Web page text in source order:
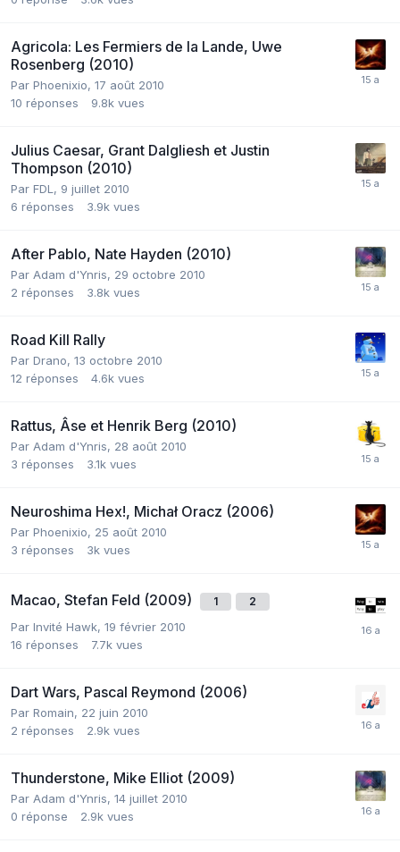
Agricola: Les Fermiers de la Lande, Uwe
Rosenberg (2010)
Par Phoenixio, 17 août 2010
10 réponses 9.8k vues
Julius Caesar, Grant Dalgliesh et Justin
Thompson (2010)
Par FDL , 9 juillet 2010
6 réponses 3.9k vues
After Pablo, Nate Hayden (2010)
Par Adam d'Ynris, 29 octobre 2010
2 réponses 3.8k vues
Road Kill Rally
Par Drano, 13 octobre 2010
12 réponses 4.6k vues
Rattus, Âse et Henrik Berg (2010)
Par Adam d'Ynris, 28 août 2010
3 réponses 3.1k vues
Neuroshima Hex!, Michał Oracz (2006)
Par Phoenixio, 25 août 2010
3 réponses 3k vues
Macao, Stefan Feld (2009) 1 2
Par Invité Hawk, 19 février 2010
16 réponses 7.7k vues
Dart Wars, Pascal Reymond (2006)
Par Romain, 22 juin 2010
2 réponses 2.9k vues
Thunderstone, Mike Elliot (2009)
Par Adam d'Ynris, 14 juillet 2010
0 réponse 2.9k vues